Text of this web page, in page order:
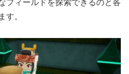
フィールドを探索できるのと各
す。